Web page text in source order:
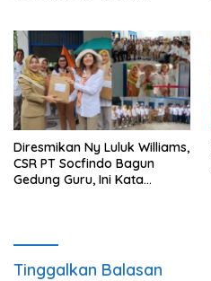
Diresmikan Ny Luluk Williams,
CSR PT Socfindo Bagun
Gedung Guru, Ini Kata
Tinggalkan Balasan